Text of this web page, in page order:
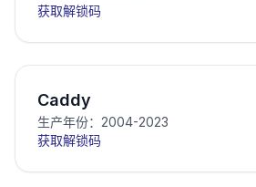
获取解锁码
Caddy
生产年份：2004-2023
获取解锁码